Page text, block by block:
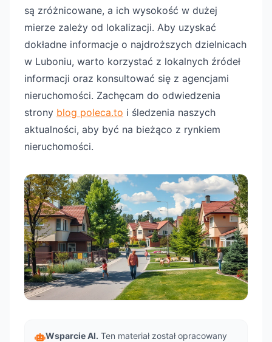
są zróżnicowane, a ich wysokość w dużej
mierze zależy od lokalizacji. Aby uzyskać
dokładne informacje o najdroższych dzielnicach
w Luboniu, warto korzystać z lokalnych źródeł
informacji oraz konsultować się z agencjami
nieruchomości. Zachęcam do odwiedzenia
strony blog poleca.to i śledzenia naszych
aktualności, aby być na bieżąco z rynkiem
nieruchomości.
Wsparcie AI. Ten materiał został opracowany